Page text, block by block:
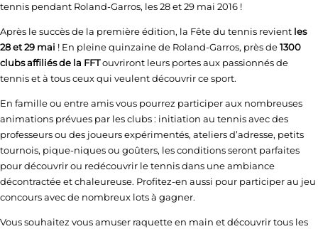
tennis pendant Roland-Garros, les 28 et 29 mai 2016 !
Après le succès de la première édition, la Fête du tennis revient les
28 et 29 mai ! En pleine quinzaine de Roland-Garros, près de1300
clubs affiliés de la FFTouvriront leurs portes aux passionnés de
tennis et à tous ceux qui veulent découvrir ce sport.
En famille ou entre amis vous pourrez participer aux nombreuses
animations prévues par les clubs : initiation au tennis avec des
professeurs ou des joueurs expérimentés, ateliers d’adresse, petits
tournois, pique-niques ou goûters, les conditions seront parfaites
pour découvrir ou redécouvrir le tennis dans une ambiance
décontractée et chaleureuse. Profitez-en aussi pour participer au jeu
concours avec de nombreux lots à gagner.
Vous souhaitez vous amuser raquette en main et découvrir tous les